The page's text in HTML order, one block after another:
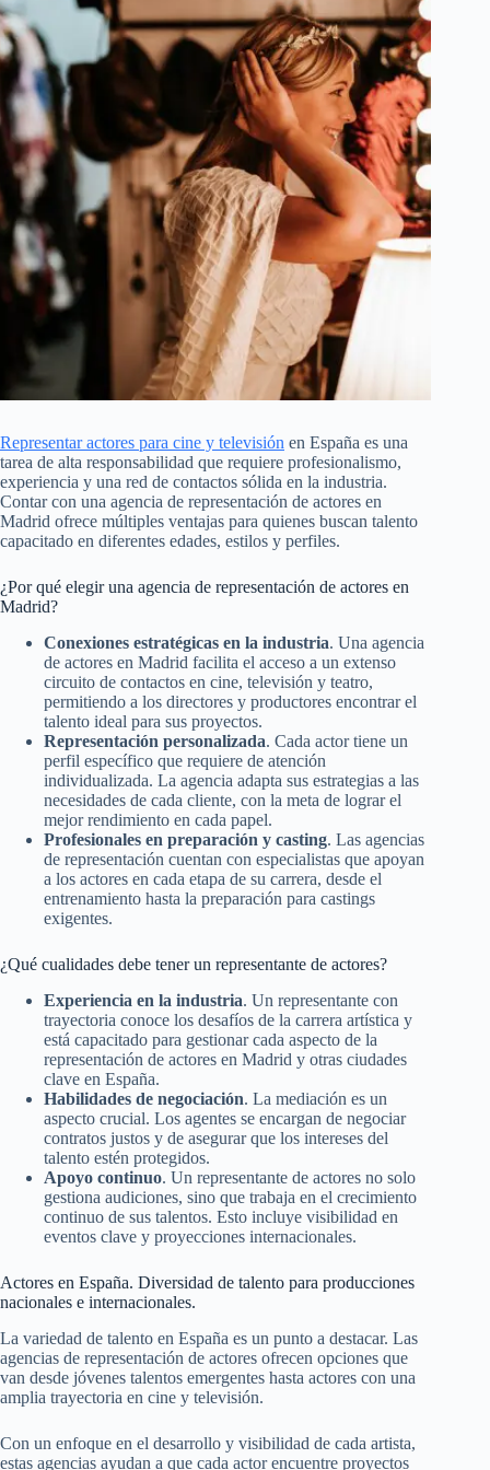
Representar actores para cine y televisión en España es una
tarea de alta responsabilidad que requiere profesionalismo,
experiencia y una red de contactos sólida en la industria.
Contar con una agencia de representación de actores en
Madrid ofrece múltiples ventajas para quienes buscan talento
capacitado en diferentes edades, estilos y perfiles.
¿Por qué elegir una agencia de representación de actores en
Madrid?
Conexiones estratégicas en la industria. Una agencia
de actores en Madrid facilita el acceso a un extenso
circuito de contactos en cine, televisión y teatro,
permitiendo a los directores y productores encontrar el
talento ideal para sus proyectos.
Representación personalizada. Cada actor tiene un
perfil específico que requiere de atención
individualizada. La agencia adapta sus estrategias a las
necesidades de cada cliente, con la meta de lograr el
mejor rendimiento en cada papel.
Profesionales en preparación y casting. Las agencias
de representación cuentan con especialistas que apoyan
a los actores en cada etapa de su carrera, desde el
entrenamiento hasta la preparación para castings
exigentes.
¿Qué cualidades debe tener un representante de actores?
Experiencia en la industria. Un representante con
trayectoria conoce los desafíos de la carrera artística y
está capacitado para gestionar cada aspecto de la
representación de actores en Madrid y otras ciudades
clave en España.
Habilidades de negociación. La mediación es un
aspecto crucial. Los agentes se encargan de negociar
contratos justos y de asegurar que los intereses del
talento estén protegidos.
Apoyo continuo. Un representante de actores no solo
gestiona audiciones, sino que trabaja en el crecimiento
continuo de sus talentos. Esto incluye visibilidad en
eventos clave y proyecciones internacionales.
Actores en España. Diversidad de talento para producciones
nacionales e internacionales.
La variedad de talento en España es un punto a destacar. Las
agencias de representación de actores ofrecen opciones que
van desde jóvenes talentos emergentes hasta actores con una
amplia trayectoria en cine y televisión.
Con un enfoque en el desarrollo y visibilidad de cada artista,
estas agencias ayudan a que cada actor encuentre proyectos